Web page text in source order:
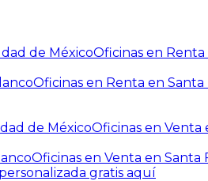
de MéxicoOficinas en Renta
Oficinas en Renta en Santa
de MéxicoOficinas en Venta
Oficinas en Venta en Santa
gratis aquí